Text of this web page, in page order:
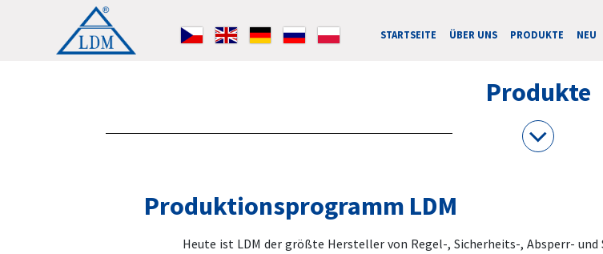
STARTSEITE ÜBER UNS PRODUKTE NEU
Produkte
Produktionsprogramm LDM
Heute ist LDM der größte Hersteller von Regel-, Sicherheits-, Absperr-